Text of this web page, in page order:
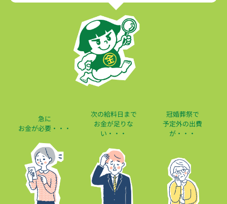
急に
お金が必要・・・
次の給料日まで
お金が足りな
い・・・
冠婚葬祭で
予定外の出費
が・・・